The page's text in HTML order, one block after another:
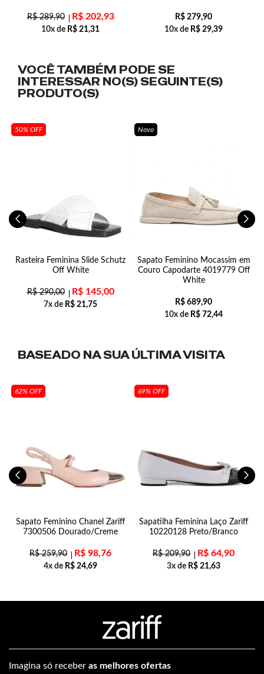
R$289,90 R$202,93
10x de R$ 21,31
R$ 279,90
10x de R$ 29,39
VOCÊ TAMBÉM PODE SE
INTERESSAR NO(S) SEGUINTE(S)
PRODUTO(S)
50% OFF
Rasteira Feminina Slide Schutz
Off White
R$290,00 R$145,00
7x de R$ 21,75
Novo
Sapato Feminino Mocassim em
Couro Capodarte 4019779 Off
White
R$ 689,90
10x de R$ 72,44
BASEADO NA SUAÚLTIMA VISITA
62% OFF
Sapato Feminino Chanel Zariff
7300506 Dourado/Creme
R$259,90 R$ 98,76
4x de R$ 24,69
69% OFF
Sapatilha Feminina Laço Zariff
10220128 Preto/Branco
R$209,90 R$ 64,90
3x de R$ 21,63
Imagina só receber as melhores ofertas